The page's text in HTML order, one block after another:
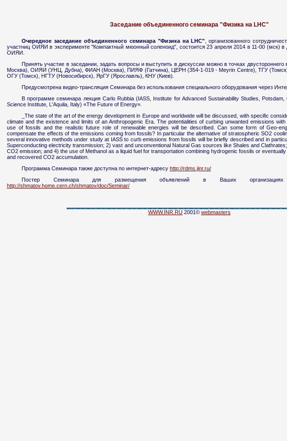
Заседание объединенного семинара "Физика на LHC"
Очередное заседание объединенного семинара "Физика на LHC" , организованного
участниц ОИЯИ в эксперименте "Компактный мюонный соленоид", состоится 23 апреля 2014 в 11-00 (мск)
ОИЯИ.
Принять участие в заседании, задать вопросы и выступить в дискуссии можно в точках
Москва), ОИЯИ (УНЦ, Дубна), ФИАН (Москва), ПИЯФ (Гатчина), ЦЕРН (354-1-019 - Meyrin Centre), ТГУ
ОГУ (Томск), НГТУ (Новосибирск), ЯрГУ (Ярославль), КНУ (Киев).
Предусмотрена видео-трансляция Семинара без использования специального оборудования через
В программе семинара лекция Carlo Rubbia (IASS, Institute for Advanced Sustainability Studies,
Science Institute, L'Aquila, Italy) «The Future of Energy».
_The state of the art of the energy development in Europe and worldwide will be discussed, with specific
climate and the existence and limits of an Anthropogenic Era. The potentialities of curbing unwanted emissions
use of fossils and the realistic future role of renewable energies will be described. Can some form of Geo-
compensate the effects of the emissions coming from fossils? In particular the alternative of stratospheric SO2
several innovative methods under study at IASS to curb emissions from fossils will be briefly described and in
Superconducting electricity transmission; 2) vast and unconventional Natural Gas sources like Shales and
CO2 emission; and 4) the use of Methanol as a liquid fuel for transportation combining hydrogenic fossils or
and recovered CO2 accumulation.
Программа Семинара также доступна по интернет-адресу http://rdms.jinr.ru/
Постер Cеминара для размещения объявлений в Ваших
http://shmatov.home.cern.ch/shmatov/doc/Seminar/
WWW.INR.RU 2001© webmasters